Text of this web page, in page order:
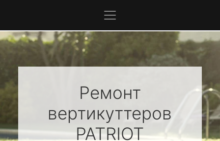
Ремонт
вертикуттеров
PATRIOT